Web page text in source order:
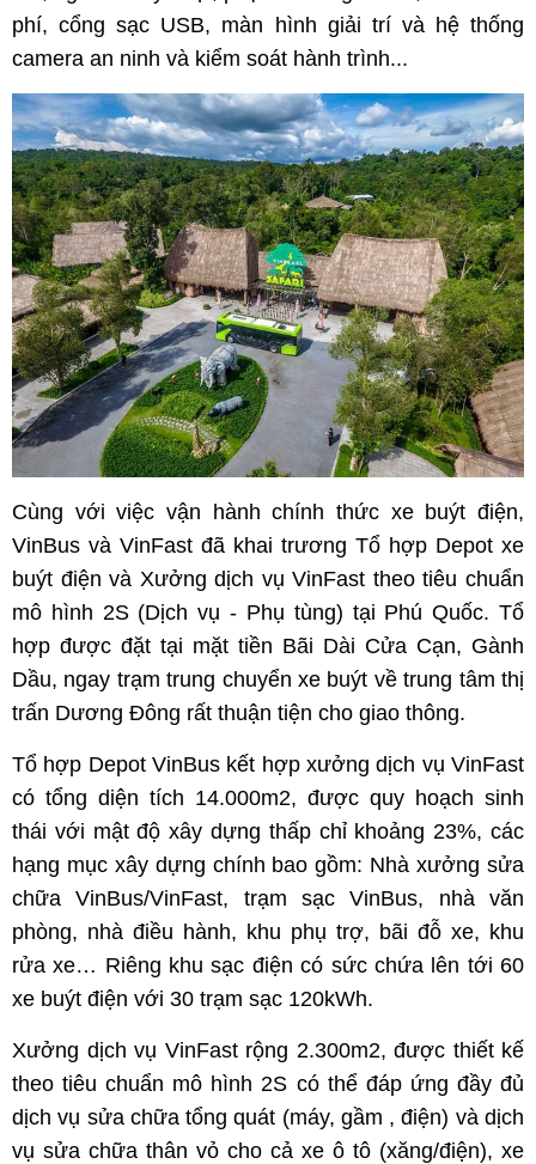
phí, cổng sạc USB, màn hình giải trí và hệ thống
camera an ninh và kiểm soát hành trình...
Cùng với việc vận hành chính thức xe buýt điện,
VinBus và VinFast đã khai trương Tổ hợp Depot xe
buýt điện và Xưởng dịch vụ VinFast theo tiêu chuẩn
mô hình 2S (Dịch vụ - Phụ tùng) tại Phú Quốc. Tổ
hợp được đặt tại mặt tiền Bãi Dài Cửa Cạn, Gành
Dầu, ngay trạm trung chuyển xe buýt về trung tâm thị
trấn Dương Đông rất thuận tiện cho giao thông.
Tổ hợp Depot VinBus kết hợp xưởng dịch vụ VinFast
có tổng diện tích 14.000m2, được quy hoạch sinh
thái với mật độ xây dựng thấp chỉ khoảng 23%, các
hạng mục xây dựng chính bao gồm: Nhà xưởng sửa
chữa VinBus/VinFast, trạm sạc VinBus, nhà văn
phòng, nhà điều hành, khu phụ trợ, bãi đỗ xe, khu
rửa xe… Riêng khu sạc điện có sức chứa lên tới 60
xe buýt điện với 30 trạm sạc 120kWh.
Xưởng dịch vụ VinFast rộng 2.300m2, được thiết kế
theo tiêu chuẩn mô hình 2S có thể đáp ứng đầy đủ
dịch vụ sửa chữa tổng quát (máy, gầm , điện) và dịch
vụ sửa chữa thân vỏ cho cả xe ô tô (xăng/điện), xe